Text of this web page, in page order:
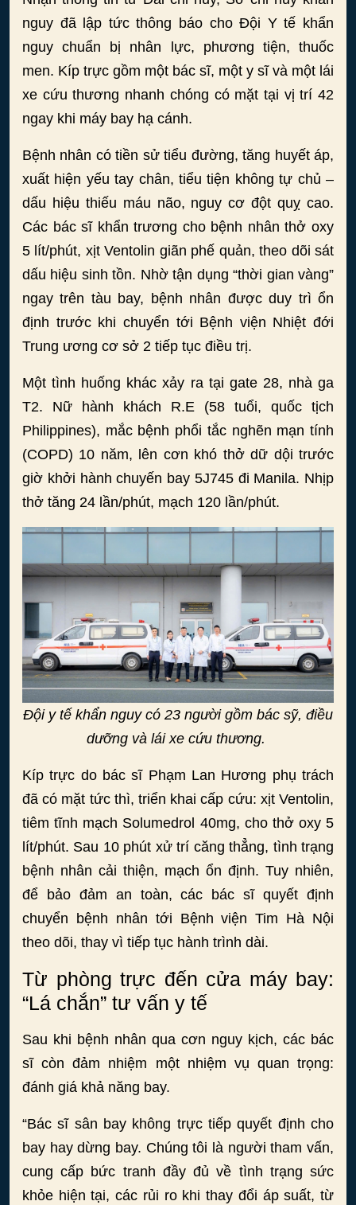
nguy đã lập tức thông báo cho Đội Y tế khẩn
nguy chuẩn bị nhân lực, phương tiện, thuốc
men. Kíp trực gồm một bác sĩ, một y sĩ và một lái
xe cứu thương nhanh chóng có mặt tại vị trí 42
ngay khi máy bay hạ cánh.
Bệnh nhân có tiền sử tiểu đường, tăng huyết áp,
xuất hiện yếu tay chân, tiểu tiện không tự chủ –
dấu hiệu thiếu máu não, nguy cơ đột quỵ cao.
Các bác sĩ khẩn trương cho bệnh nhân thở oxy
5 lít/phút, xịt Ventolin giãn phế quản, theo dõi sát
dấu hiệu sinh tồn. Nhờ tận dụng “thời gian vàng”
ngay trên tàu bay, bệnh nhân được duy trì ổn
định trước khi chuyển tới Bệnh viện Nhiệt đới
Trung ương cơ sở 2 tiếp tục điều trị.
Một tình huống khác xảy ra tại gate 28, nhà ga
T2. Nữ hành khách R.E (58 tuổi, quốc tịch
Philippines), mắc bệnh phổi tắc nghẽn mạn tính
(COPD) 10 năm, lên cơn khó thở dữ dội trước
giờ khởi hành chuyến bay 5J745 đi Manila. Nhịp
thở tăng 24 lần/phút, mạch 120 lần/phút.
Đội y tế khẩn nguy có 23 người gồm bác sỹ, điều
dưỡng và lái xe cứu thương.
Kíp trực do bác sĩ Phạm Lan Hương phụ trách
đã có mặt tức thì, triển khai cấp cứu: xịt Ventolin,
tiêm tĩnh mạch Solumedrol 40mg, cho thở oxy 5
lít/phút. Sau 10 phút xử trí căng thẳng, tình trạng
bệnh nhân cải thiện, mạch ổn định. Tuy nhiên,
để bảo đảm an toàn, các bác sĩ quyết định
chuyển bệnh nhân tới Bệnh viện Tim Hà Nội
theo dõi, thay vì tiếp tục hành trình dài.
Từ phòng trực đến cửa máy bay:
“Lá chắn” tư vấn y tế
Sau khi bệnh nhân qua cơn nguy kịch, các bác
sĩ còn đảm nhiệm một nhiệm vụ quan trọng:
đánh giá khả năng bay.
“Bác sĩ sân bay không trực tiếp quyết định cho
bay hay dừng bay. Chúng tôi là người tham vấn,
cung cấp bức tranh đầy đủ về tình trạng sức
khỏe hiện tại, các rủi ro khi thay đổi áp suất, từ